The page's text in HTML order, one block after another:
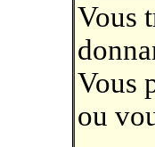
Vous
Vous
ou